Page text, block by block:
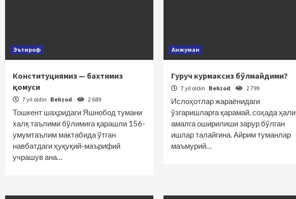
Эътироф
Конституциямиз — бахтимиз
қомуси
7 yil oldin Behzod 2 689
Тошкент шаҳридаги Яшнобод тумани
халқ таълими бўлимига қарашли 156-
умумтаълим мактабида ўтган
навбатдаги ҳуқуқий-маърифий
учрашув ана…
Анжуман
Гуруч курмаксиз бўлмайдими?
7 yil oldin Behzod 2 799
Ислоҳотлар жараёнидаги
ўзгаришларга қарамай, соҳада ҳали
амалга оширилиши зарур бўлган
ишлар талайгина. Айрим туманлар
маъмурий…